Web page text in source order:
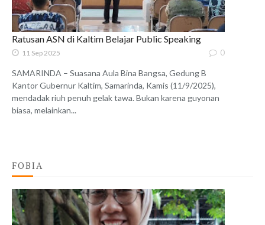
Ratusan ASN di Kaltim Belajar Public Speaking
11 Sep 2025 0
SAMARINDA – Suasana Aula Bina Bangsa, Gedung B
Kantor Gubernur Kaltim, Samarinda, Kamis (11/9/2025),
mendadak riuh penuh gelak tawa. Bukan karena guyonan
biasa, melainkan...
FOBIA